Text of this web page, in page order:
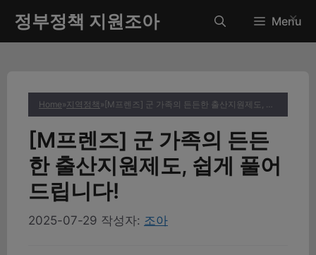
츠
정부정책 지원조아 Menu
Home»지역정책 » [M프렌즈] 군 가족의 든든한 출산지원제도, 쉽게 풀어드립니다!
[M프렌즈] 군 가족의 든든
한 출산지원제도, 쉽게 풀어
드립니다!
2025-07-29 작성자: 조아
✕